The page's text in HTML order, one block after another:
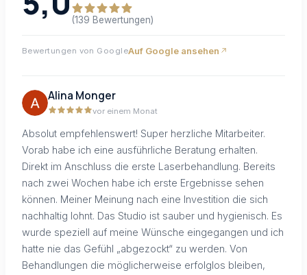
(139 Bewertungen)
Bewertungen von GoogleAuf Google ansehen
Alina Monger
vor einem Monat
Absolut empfehlenswert! Super herzliche Mitarbeiter.
Vorab habe ich eine ausführliche Beratung erhalten.
Direkt im Anschluss die erste Laserbehandlung. Bereits
nach zwei Wochen habe ich erste Ergebnisse sehen
können. Meiner Meinung nach eine Investition die sich
nachhaltig lohnt. Das Studio ist sauber und hygienisch. Es
wurde speziell auf meine Wünsche eingegangen und ich
hatte nie das Gefühl „abgezockt“ zu werden. Von
Behandlungen die möglicherweise erfolglos bleiben,